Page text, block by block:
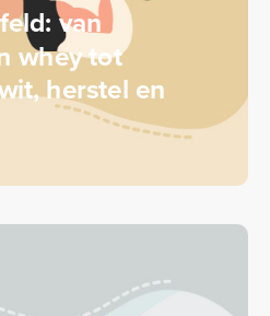
van
whey tot
herstel en